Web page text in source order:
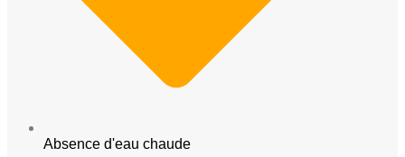
Absence d'eau chaude